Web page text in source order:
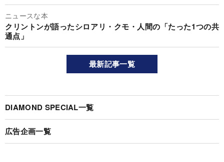
ニュースな本
クリントンが語ったシロアリ・クモ・人間の「たった1つの共
通点」
最新記事一覧
DIAMOND SPECIAL一覧
広告企画一覧